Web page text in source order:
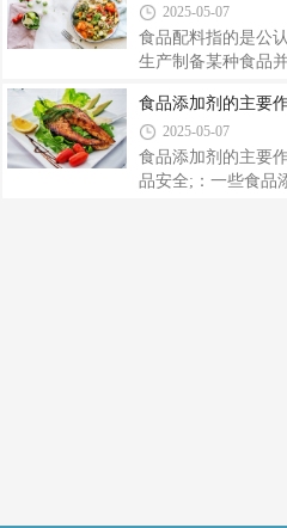
食品的感官性状。
功能。食品的色、
量的重要指标。食
香料、乳化剂和增
量，满足消费者的
营养价值。 食品
2025-05-07
食品配料指的是公
生产制备某种食品
较大，一般在3%以
对性，有时某种配
用于一些食品加工
的界限也有相对性
中的添加量可能会
加剂。国际食品配
味品不同的是，食
中，包括休闲食品
食品添加剂的主要
2025-05-07
食品添加剂的主要
品安全;：一些食品
低食品中细菌和霉
全性;。;改善食品
口感、外观和质地
节酸碱度、增加颜
剂和抗氧化剂等添
食品在储存和运输
一些食品添加剂如